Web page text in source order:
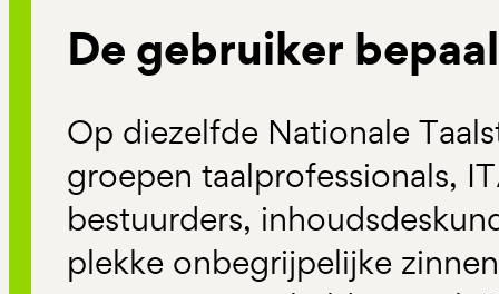
De gebruiker
Op diezelfde Nationale
groepen taalprofessionals,
bestuurders,
plekke onbegrijpelijke